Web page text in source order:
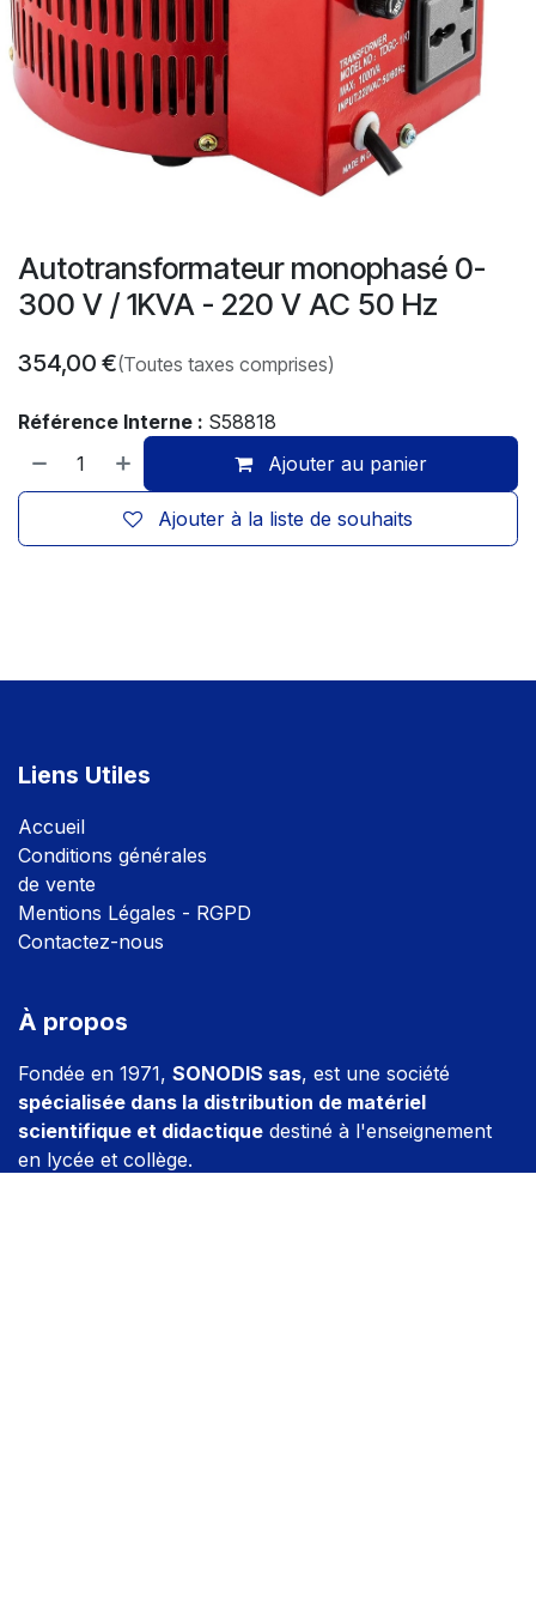
Autotransformateur monophasé 0-
300 V / 1KVA - 220 V AC 50 Hz
354,00 €(Toutes taxes comprises)
Référence Interne : S58818
Ajouter au panier
Ajouter à la liste de souhaits
Liens Utiles
Accueil
Conditions générales
de vente
Mentions Légales - RGPD
Contactez-nous
À propos
Fondée en 1971, SONODIS sas, est une société
spécialisée dans la distribution de matériel
scientifique et didactique destiné à l'enseignement
en lycée et collège.